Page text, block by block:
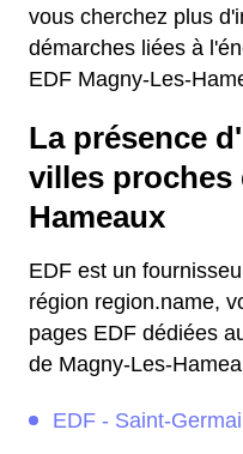
vous cherchez plus
démarches liées à
EDF Magny-Les-
La présence
villes proches
Hameaux
EDF est un
région region.name,
pages EDF dédiées
de Magny-Les-
EDF - Saint-